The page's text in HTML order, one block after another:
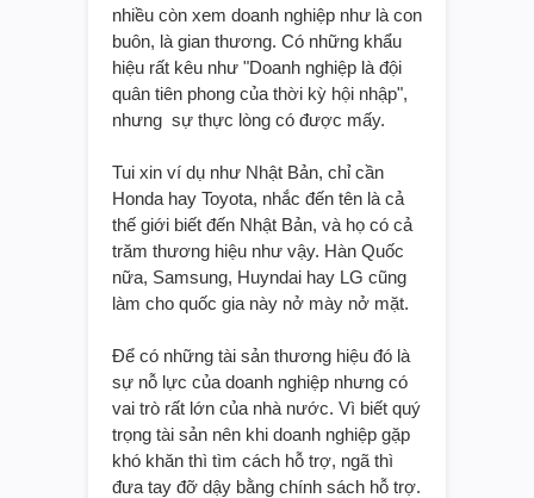
nhiều còn xem doanh nghiệp như là con
buôn, là gian thương. Có những khẩu
hiệu rất kêu như "Doanh nghiệp là đội
quân tiên phong của thời kỳ hội nhập",
nhưng sự thực lòng có được mấy.
Tui xin ví dụ như Nhật Bản, chỉ cần
Honda hay Toyota, nhắc đến tên là cả
thế giới biết đến Nhật Bản, và họ có cả
trăm thương hiệu như vậy. Hàn Quốc
nữa, Samsung, Huyndai hay LG cũng
làm cho quốc gia này nở mày nở mặt.
Để có những tài sản thương hiệu đó là
sự nỗ lực của doanh nghiệp nhưng có
vai trò rất lớn của nhà nước. Vì biết quý
trọng tài sản nên khi doanh nghiệp gặp
khó khăn thì tìm cách hỗ trợ, ngã thì
đưa tay đỡ dậy bằng chính sách hỗ trợ.